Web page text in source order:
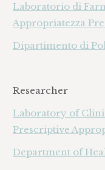
Laboratorio di
Appropriatezza
Dipartimento di
Researcher
Laboratory of
Prescriptive
Department of